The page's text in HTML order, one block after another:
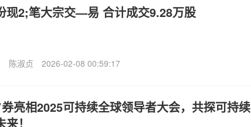
现2;笔大宗交—易 合计成交9.28万股
陈淑贞 2026-02-08 00:59:17
券亮相2025可持续全球领导者大会，共探可持续
！